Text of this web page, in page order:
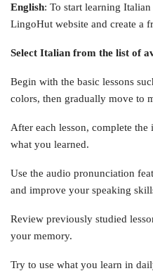
English: To start learning
LingoHut website and create a
Select Italian from the list of
Begin with the basic lessons
colors, then gradually move to
After each lesson, complete
what you learned.
Use the audio pronunciation
and improve your speaking
Review previously studied
your memory.
Try to use what you learn in